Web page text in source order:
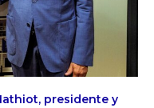
presidente y